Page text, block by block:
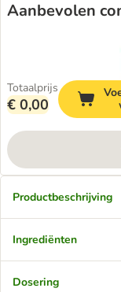
Aanbevolen
Totaalprijs
€ 0,00
Productbeschrijving
Ingrediënten
Dosering